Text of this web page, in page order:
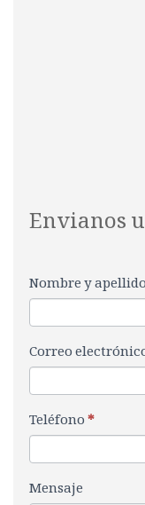
CONTACTO
Envianos
Nombre y apellido
Correo
Teléfono*
Mensaje
S
r
e
s
h
u
m
a
n
o
,
d